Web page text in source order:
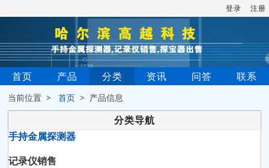
登录 注册
首页 产品 分类 资讯 问答 联系
当前位置 >首页 > 产品信息
分类导航
手持金属探测器
记录仪销售